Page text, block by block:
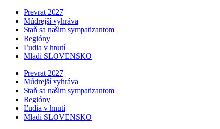
Prevrat 2027
Múdrejší vyhráva
Staň sa našim sympatizantom
Regióny
Ľudia v hnutí
Mladí SLOVENSKO
Prevrat 2027
Múdrejší vyhráva
Staň sa našim sympatizantom
Regióny
Ľudia v hnutí
Mladí SLOVENSKO